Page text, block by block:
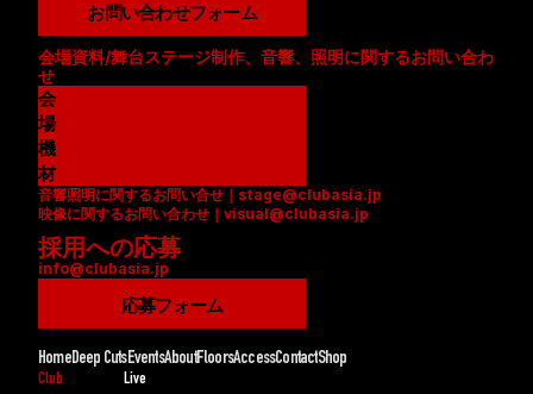
お問い合わせフォーム
会場資料/舞台ステージ制作、音響、照明に関するお問い合わ
せ
会
場
資
料
(
P
D
F
機
材
リ
ス
ト
(
D
F
)
音響照明に関するお問い合せ｜stage@clubasia.jp
映像に関するお問い合わせ｜visual@clubasia.jp
採用への応募
info@clubasia.jp
応募フォーム
HomeDeep CutsEventsAboutFloorsAccessContactShop
Club Live